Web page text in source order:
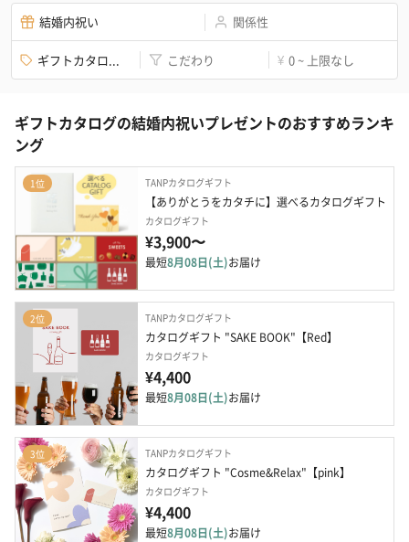
結婚内祝い 関係性
ギフトカタロ... こだわり ¥ 0 ~ 上限なし
ギフトカタログの結婚内祝いプレゼントのおすすめランキ
ング
1位 TANPカタログギフト
【ありがとうをカタチに】選べるカタログギフト
カタログギフト
¥3,900〜
最短8月08日(土)お届け
2位 TANPカタログギフト
カタログギフト "SAKE BOOK"【Red】
カタログギフト
¥4,400
最短8月08日(土)お届け
3位 TANPカタログギフト
カタログギフト "Cosme&Relax"【pink】
カタログギフト
¥4,400
最短8月08日(土)お届け